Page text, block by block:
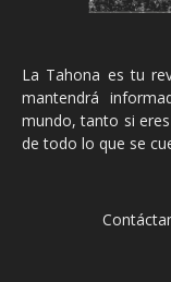
La Tahona es tu
mantendrá
mundo, tanto si
de todo lo que se